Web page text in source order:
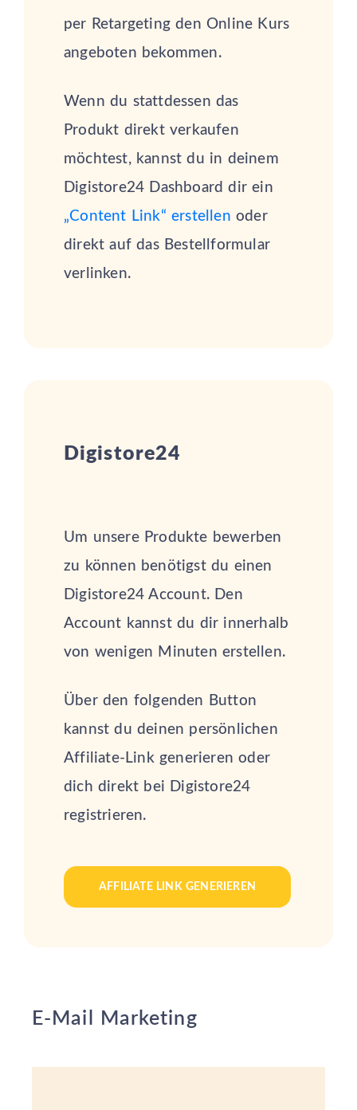
per Retargeting den Online Kurs
angeboten bekommen.
Wenn du stattdessen das
Produkt direkt verkaufen
möchtest, kannst du in deinem
Digistore24 Dashboard dir ein
„Content Link“ erstellen oder
direkt auf das Bestellformular
verlinken.
Digistore24
Um unsere Produkte bewerben
zu können benötigst du einen
Digistore24 Account. Den
Account kannst du dir innerhalb
von wenigen Minuten erstellen.
Über den folgenden Button
kannst du deinen persönlichen
Affiliate-Link generieren oder
dich direkt bei Digistore24
registrieren.
AFFILIATE LINK GENERIEREN
E-Mail Marketing